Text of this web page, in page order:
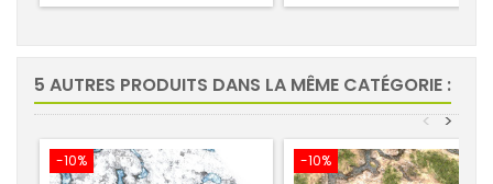
5 AUTRES PRODUITS DANS LA MÊME CATÉGORIE :
>
<
-10% -10%